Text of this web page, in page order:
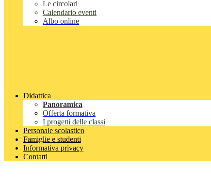
Le circolari
Calendario eventi
Albo online
Didattica
Panoramica
Offerta formativa
I progetti delle classi
Personale scolastico
Famiglie e studenti
Informativa privacy
Contatti